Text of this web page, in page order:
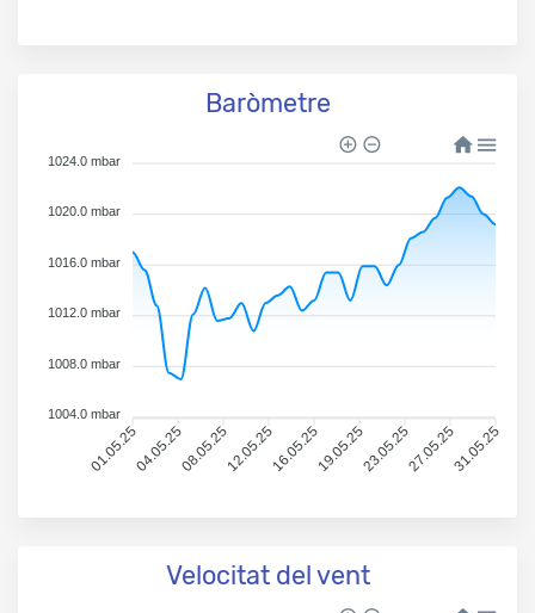
Baròmetre
01.05.2504.05.2508.05.2512.05.2516.05.2519.05.2523.05.2527.05.2531.05.25
1024.0 mbar
1020.0 mbar
1016.0 mbar
1012.0 mbar
1008.0 mbar
1004.0 mbar
Velocitat del vent